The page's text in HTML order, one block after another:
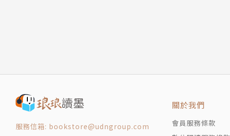
服務信箱: bookstore@udngroup.com
關於我們
會員服務條款